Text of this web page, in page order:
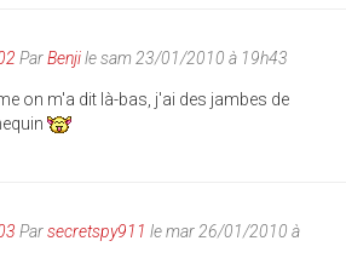
ParBenjile sam 23/01/2010 à 19h43
on m'a dit là-bas, j'ai des jambes de
Parsecretspy911 le mar 26/01/2010 à